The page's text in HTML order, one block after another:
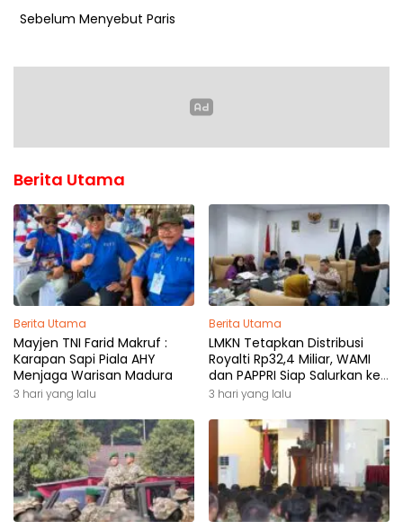
Sebelum Menyebut Paris
Berita Utama
Berita Utama
Mayjen TNI Farid Makruf :
Karapan Sapi Piala AHY
Menjaga Warisan Madura
3 hari yang lalu
Berita Utama
LMKN Tetapkan Distribusi
Royalti Rp32,4 Miliar, WAMI
dan PAPPRI Siap Salurkan ke
Pemilik Hak
3 hari yang lalu